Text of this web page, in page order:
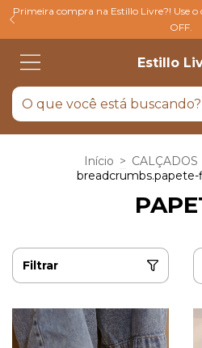
Primeira compra na Estillo Livre?! Use
OFF.
Estillo
Início > CALÇADOS
Filtrar